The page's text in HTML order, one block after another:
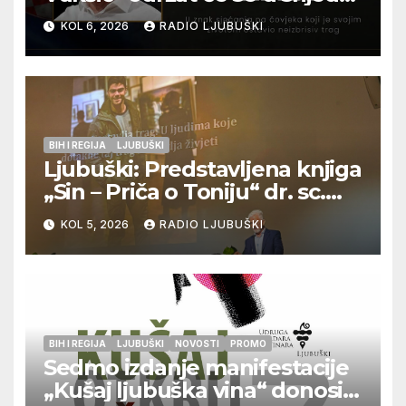
12. kolovoza u Otoku
KOL 6, 2026 RADIO LJUBUŠKI
BIH I REGIJA LJUBUŠKI
Ljubuški: Predstavljena knjiga
„Sin – Priča o Toniju“ dr. sc.
Zdenka Hercega
KOL 5, 2026 RADIO LJUBUŠKI
BIH I REGIJA LJUBUŠKI NOVOSTI PROMO
Sedmo izdanje manifestacije
„Kušaj ljubuška vina“ donosi